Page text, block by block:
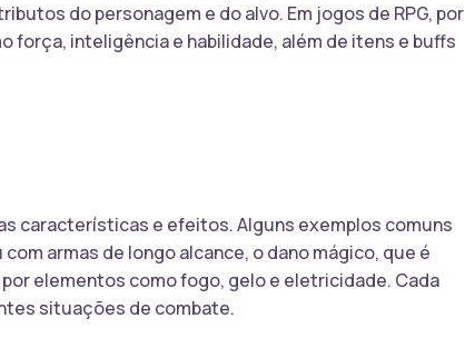
do personagem e do alvo. Em jogos de RPG, por
inteligência e habilidade, além de itens e buffs
características e efeitos. Alguns exemplos comuns
armas de longo alcance, o dano mágico, que é
elementos como fogo, gelo e eletricidade. Cada
situações de combate.